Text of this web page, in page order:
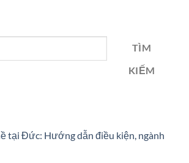
TÌM
KIẾM
tại Đức: Hướng dẫn điều kiện, ngành